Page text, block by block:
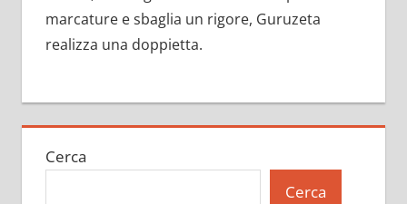
marcature e sbaglia un rigore, Guruzeta
realizza una doppietta.
Cerca
Cerca